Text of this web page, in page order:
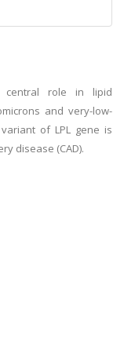
central role in lipid
and very-low-
of LPL gene is
disease (CAD).